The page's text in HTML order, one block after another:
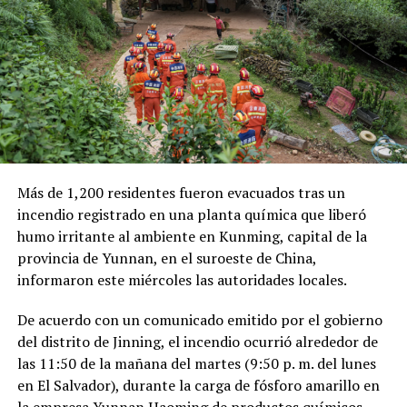
millones de dólares para Pemex al cierre del segundo
trimestre, cifra que representa un incremento del 20 %
en comparación con el mismo período de 2025.
Como antecedente, recordaron que una toma
clandestina en un ducto de Pemex provocó una
explosión en 2019, en el estado de Hidalgo, dejando un
saldo de 137 personas fallecidas.
Comparte esto:
Facebook X
Más de 1,200 residentes fueron evacuados tras un
incendio registrado en una planta química que liberó
humo irritante al ambiente en Kunming, capital de la
provincia de Yunnan, en el suroeste de China,
informaron este miércoles las autoridades locales.
De acuerdo con un comunicado emitido por el gobierno
del distrito de Jinning, el incendio ocurrió alrededor de
las 11:50 de la mañana del martes (9:50 p. m. del lunes
en El Salvador), durante la carga de fósforo amarillo en